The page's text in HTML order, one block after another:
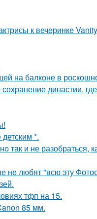
к вечеринке
на балконе в
династии,
*.
так и не разобраться,
не любят "всю эту
тфп на 15.
85 мм.